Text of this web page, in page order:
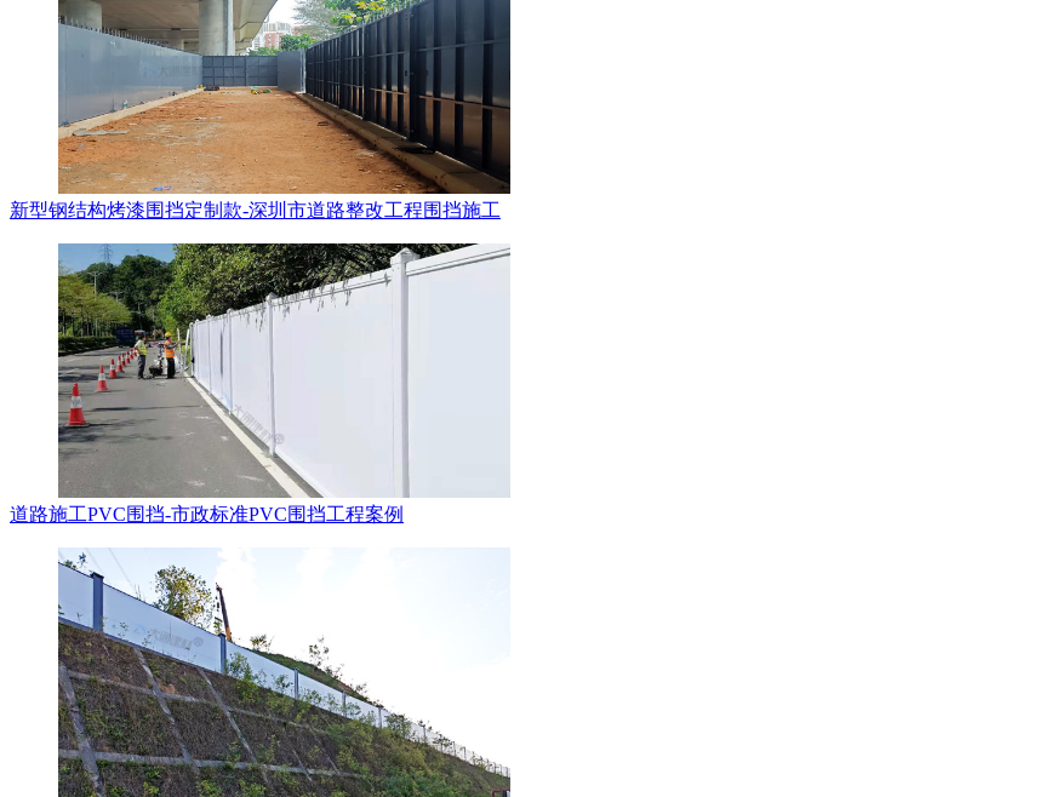
新型钢结构烤漆围挡定制款-深圳市道路整改工程围挡施工
道路施工PVC围挡-市政标准PVC围挡工程案例